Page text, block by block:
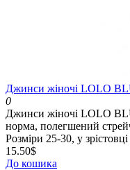
Джинси жіночі LOLO
0
Джинси жіночі LOLO
норма, полегшений
Розміри 25-30, у
15.50$
До кошика